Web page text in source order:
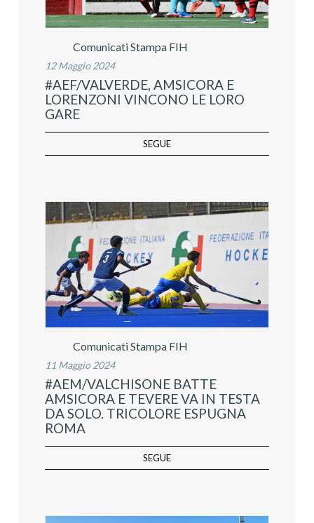
Comunicati Stampa FIH
12 Maggio 2024
#AEF/VALVERDE, AMSICORA E
LORENZONI VINCONO LE LORO
GARE
SEGUE
Comunicati Stampa FIH
11 Maggio 2024
#AEM/VALCHISONE BATTE
AMSICORA E TEVERE VA IN TESTA
DA SOLO. TRICOLORE ESPUGNA
ROMA
SEGUE